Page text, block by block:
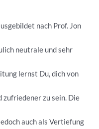
nach Prof. Jon
neutrale und sehr
lernst Du, dich von
zufriedener zu sein. Die
auch als Vertiefung